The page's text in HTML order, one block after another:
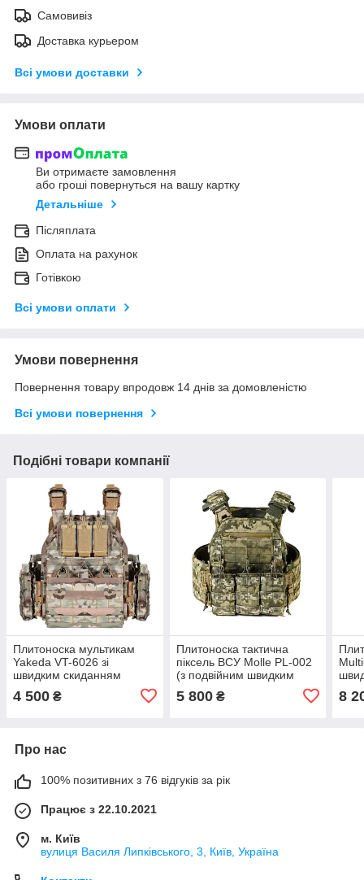
Самовивіз
Доставка курьером
Всі умови доставки
Умови оплати
Ви отримаєте замовлення
або гроші повернуться на вашу картку
Детальніше
Післяплата
Оплата на рахунок
Готівкою
Всі умови оплати
Умови повернення
Повернення товару впродовж 14 днів за домовленістю
Всі умови повернення
Подібні товари компанії
Плитоноска мультикам
Yakeda VT-6026 зі
швидким скиданням
4 500 ₴
Плитоноска тактична
піксель ВСУ Molle PL-002
(з подвійним швидким
5 800₴ 8
Про нас
100% позитивних з 76 відгуків за рік
Працює з 22.10.2021
м. Київ
вулиця Василя Липківського, 3, Київ, Україна